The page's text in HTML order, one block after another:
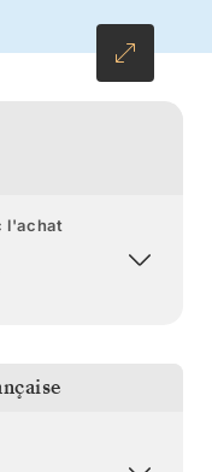
s’impose
ce paradis
l'achat